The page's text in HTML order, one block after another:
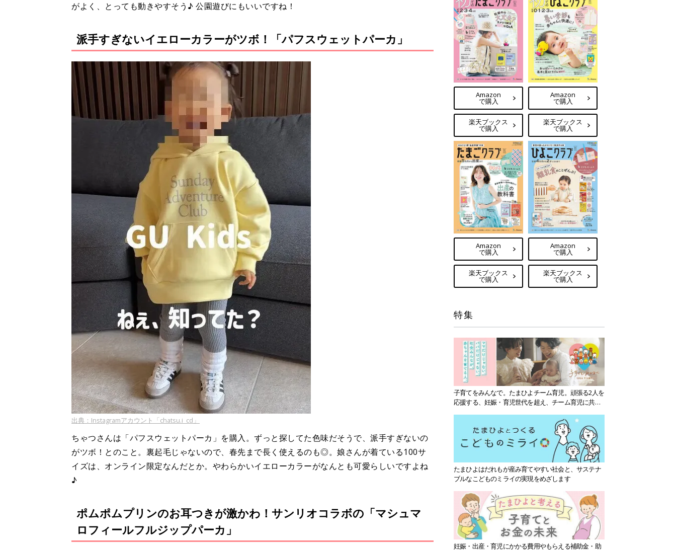
がよく、とっても動きやすそう♪ 公園遊びにもいいですね！
派手すぎないイエローカラーがツボ！「パフスウェットパーカ」
出典：Instagramアカウント「chatsu.i_cd」
ちゃつさんは「パフスウェットパーカ」を購入。ずっと探してた色味だそうで、派手すぎないの
がツボ！とのこと。裏起毛じゃないので、春先まで長く使えるのも◎。娘さんが着ている100サ
イズは、オンライン限定なんだとか。やわらかいイエローカラーがなんとも可愛らしいですよね
♪
ポムポムプリンのお耳つきが激かわ！サンリオコラボの「マシュマ
ロフィールフルジップパーカ」
Amazon
で購入
楽天ブックス
で購入
Amazon
で購入
楽天ブックス
で購入
Amazon
で購入
楽天ブックス
で購入
Amazon
で購入
楽天ブックス
で購入
特集
子育てをみんなで。たまひよチーム育児。頑張る2人を
応援する、妊娠・育児世代を超え、チーム育児に共感
たまひよはだれもが産み育てやすい社会と、サステナ
ブルなこどものミライの実現をめざします
妊娠・出産・育児にかかる費用やもらえる補助金・助